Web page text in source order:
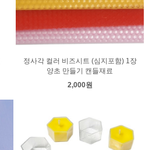
정사각 컬러 비즈시트 (심지포함) 1장
양초 만들기 캔들재료
2,000원